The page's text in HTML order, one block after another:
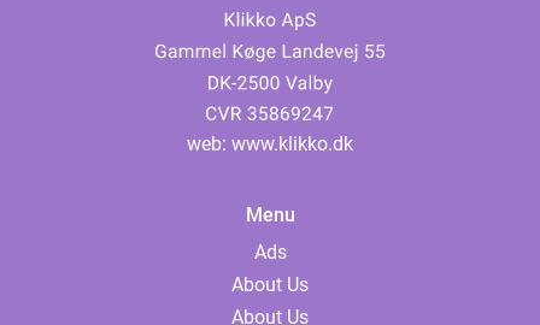
web: www.klikko.dk
Menu
Ads
About Us
About Us